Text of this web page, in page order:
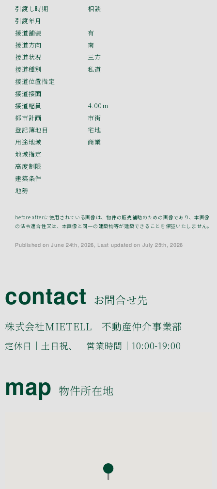
引渡し時期
相談
引渡年月
接道舗装
有
接道方向
南
接道状況
三方
接道種別
私道
接道位置指定
接道接面
接道幅員
4.00ｍ
都市計画
市街
登記簿地目
宅地
用途地域
商業
地域指定
高度制限
建築条件
地勢
before afterに使用されている画像は、物件の販売補助のための画像であり、本画像
の法令適合性又は、本画像と同一の建築物等が建築できることを保証いたしません。
Published on June 24th, 2026, Last updated on July 25th, 2026
contact お問合せ先
株式会社MIETELL 不動産仲介事業部
定休日｜土日祝、 営業時間｜10:00-19:00
map 物件所在地